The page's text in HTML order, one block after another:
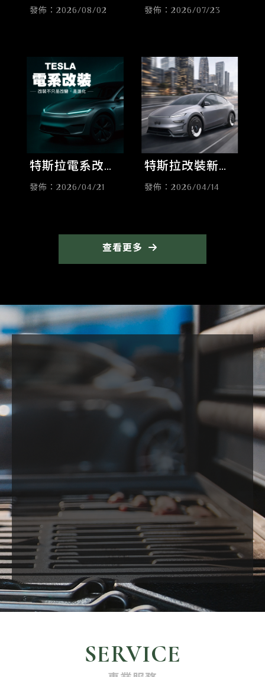
頂！限定DC款
套特惠中！
發佈：2026/08/02
麼選？2026年3
配最適合的方案
加送底墊三件套
發佈：2026/07/23
特斯拉電系改裝
全攻略：從
前廂，車友最愛
的十大清單解析
發佈：2026/04/21
特斯拉改裝新手
必看：如何挑選
顏值？
發佈：2026/04/14
查看更多
特斯拉改裝
台南特斯拉改裝
仁德區特斯拉改裝
特斯拉電動車改裝
台南特斯拉電動車改裝
SERVICE